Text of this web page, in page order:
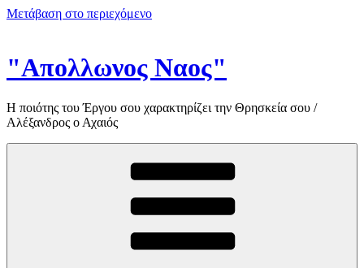
Μετάβαση στο περιεχόμενο
"Απολλωνος Ναος"
Η ποιότης του Έργου σου χαρακτηρίζει την Θρησκεία σου /
Αλέξανδρος ο Αχαιός